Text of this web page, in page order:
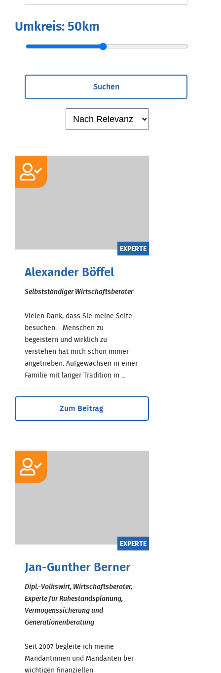
Umkreis: 50km
Suchen
EXPERTE
Alexander Böffel
Selbstständiger Wirtschaftsberater
Vielen Dank, dass Sie meine Seite
besuchen. Menschen zu
begeistern und wirklich zu
verstehen hat mich schon immer
angetrieben. Aufgewachsen in einer
Familie mit langer Tradition in ...
Zum Beitrag
EXPERTE
Jan-Gunther Berner
Dipl.-Volkswirt, Wirtschaftsberater,
Experte für Ruhestandsplanung,
Vermögenssicherung und
Generationenberatung
Seit 2007 begleite ich meine
Mandantinnen und Mandanten bei
wichtigen finanziellen